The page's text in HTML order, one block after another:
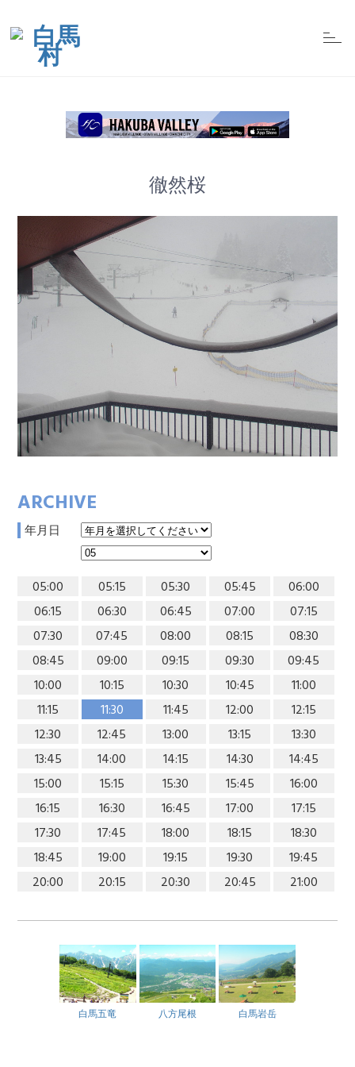
t
o
n
徹然桜
ARCHIVE
年月日
05:00 05:15 05:30 05:45
06:00
06:15
06:30 06:45 07:00
07:15
07:30
07:45 08:00 08:15
08:30
08:45
09:00 09:15 09:30
09:45
10:00
10:15 10:30 10:45
11:00
11:15
11:30 11:45 12:00
12:15
12:30
12:45 13:00 13:15
13:30
13:45
14:00 14:15 14:30
14:45
15:00
15:15 15:30 15:45
16:00
16:15
16:30 16:45 17:00
17:15
17:30
17:45 18:00 18:15
18:30
18:45
19:00 19:15 19:30
19:45
20:00
20:15 20:30 20:45 21:00
白馬五竜 八方尾根 白馬岩岳